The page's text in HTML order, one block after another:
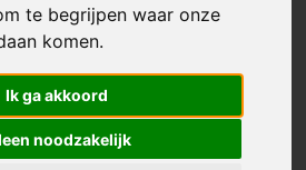
te begrijpen waar onze
komen.
Ik ga akkoord
noodzakelijk